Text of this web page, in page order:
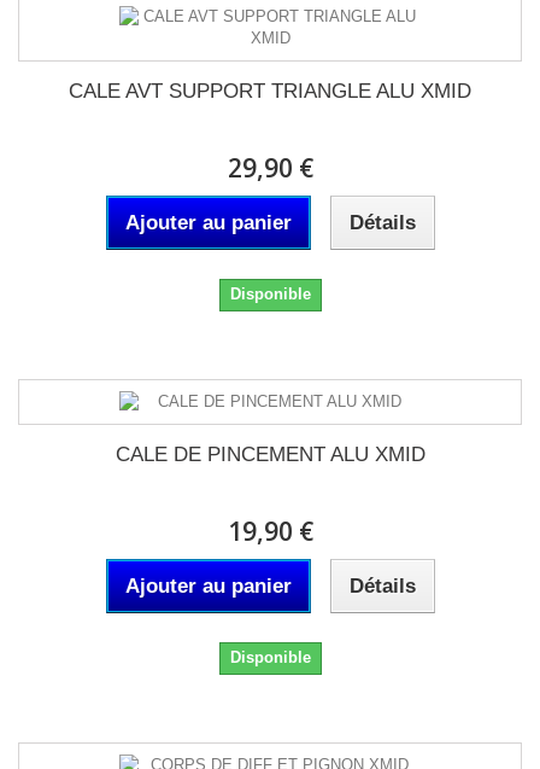
CALE AVT SUPPORT TRIANGLE ALU XMID
29,90 €
Ajouter au panier Détails
Disponible
CALE DE PINCEMENT ALU XMID
19,90 €
Ajouter au panier Détails
Disponible